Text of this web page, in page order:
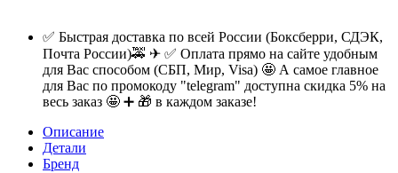
✅ Быстрая доставка по всей России (Боксберри, СДЭК,
Почта России)🚕 ✈ ✅ Оплата прямо на сайте удобным
для Вас способом (СБП, Мир, Visa) 🤩 А самое главное
для Вас по промокоду "telegram" доступна скидка 5% на
весь заказ 🤩 ➕ 🎁 в каждом заказе!
Описание
Детали
Бренд